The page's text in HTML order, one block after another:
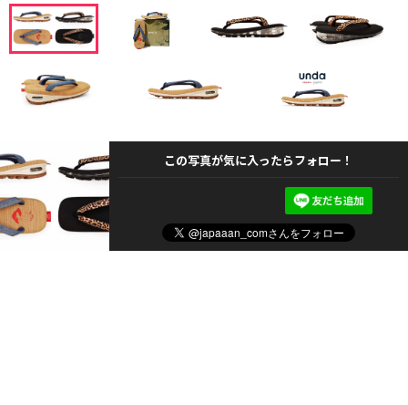
この写真が気に入ったらフォロー！